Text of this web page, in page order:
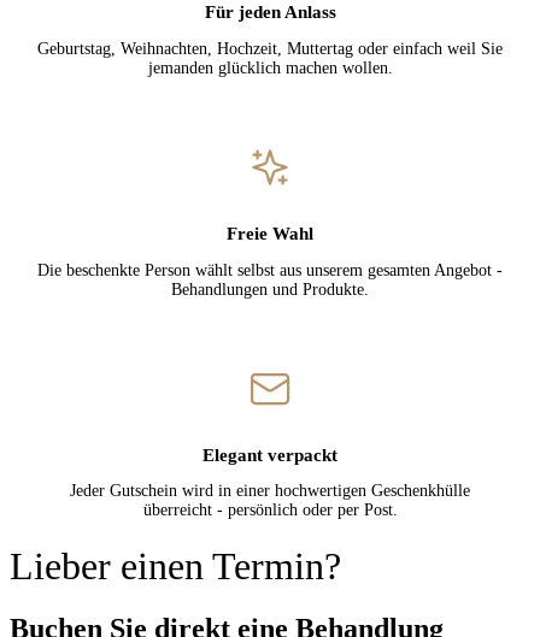
Für jeden Anlass
Geburtstag, Weihnachten, Hochzeit, Muttertag oder einfach weil Sie
jemanden glücklich machen wollen.
Freie Wahl
Die beschenkte Person wählt selbst aus unserem gesamten Angebot -
Behandlungen und Produkte.
Elegant verpackt
Jeder Gutschein wird in einer hochwertigen Geschenkhülle
überreicht - persönlich oder per Post.
Lieber einen Termin?
Buchen Sie direkt eine Behandlung